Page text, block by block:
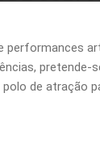
performances
de atração